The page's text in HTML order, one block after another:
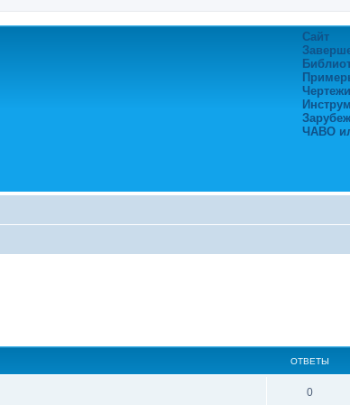
Сайт
ЧАВО
ОТВЕТЫ
0